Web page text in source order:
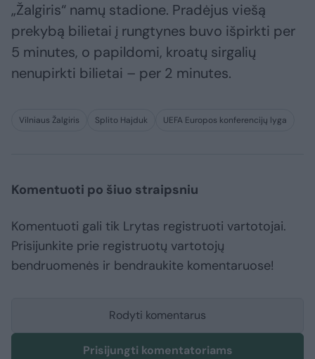
„Žalgiris“ namų stadione. Pradėjus viešą
prekybą bilietai į rungtynes buvo išpirkti per
5 minutes, o papildomi, kroatų sirgalių
nenupirkti bilietai – per 2 minutes.
Vilniaus Žalgiris Splito Hajduk UEFA Europos konferencijų lyga
Komentuoti po šiuo straipsniu
Komentuoti gali tik Lrytas registruoti vartotojai.
Prisijunkite prie registruotų vartotojų
bendruomenės ir bendraukite komentaruose!
Rodyti komentarus
Prisijungti komentatoriams